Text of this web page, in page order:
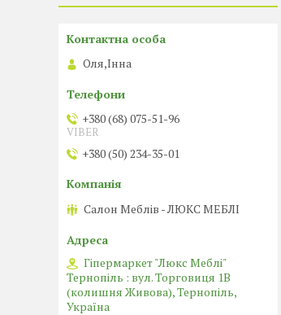
Оля,Інна
+380 (68) 075-51-96
VIBER
+380 (50) 234-35-01
Салон Меблів - ЛЮКС МЕБЛІ
Гіпермаркет "Люкс Меблі"
Тернопіль : вул. Торговиця 1В
(колишня Живова), Тернопіль,
Україна